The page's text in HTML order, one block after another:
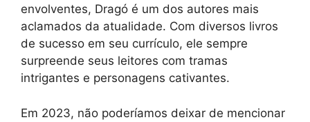
envolventes, Dragó é um dos autores mais
aclamados da atualidade. Com diversos livros
de sucesso em seu currículo, ele sempre
surpreende seus leitores com tramas
intrigantes e personagens cativantes.
Em 2023, não poderíamos deixar de mencionar